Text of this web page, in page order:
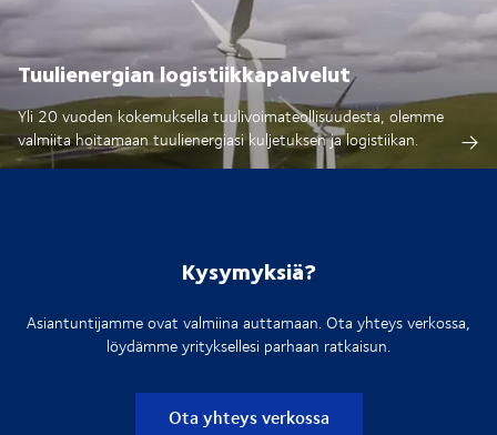
Tuulienergian logistiikkapalvelut
Yli 20 vuoden kokemuksella tuulivoimateollisuudesta, olemme
valmiita hoitamaan tuulienergiasi kuljetuksen ja logistiikan.
Kysymyksiä?
Asiantuntijamme ovat valmiina auttamaan. Ota yhteys verkossa,
löydämme yrityksellesi parhaan ratkaisun.
Ota yhteys verkossa